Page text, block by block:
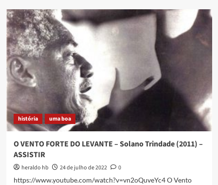
Inscrições
abertas
para
o
Seminário
“Presenças
Indígenas
na
Baixada
Fluminense”
história uma boa
O VENTO FORTE DO LEVANTE – Solano Trindade (2011) –
ASSISTIR
heraldo hb 24 de julho de 2022
0
https://www.youtube.com/watch?v=vn2oQuveYc4 O Vento